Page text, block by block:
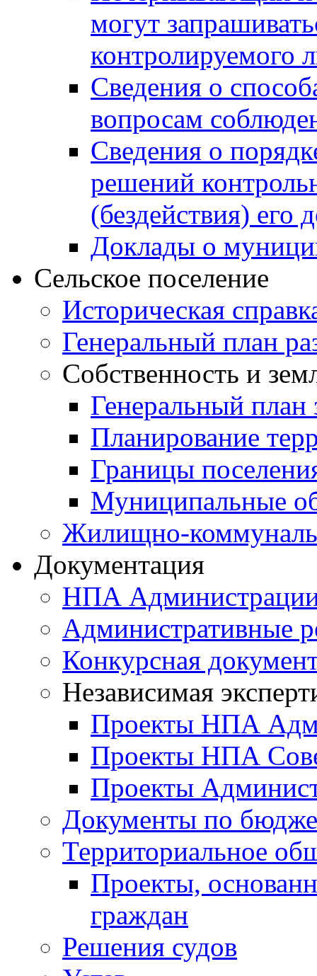
могут
контролируемого
Сведения о
вопросам
Сведения о
решений
(бездействия)
Доклады о
Сельское поселение
Историческая
Генеральный план
Собственность и
Генеральный план
Планирование
Границы
Муниципальные
Жилищно-
Документация
НПА
Административные
Конкурсная
Независимая
Проекты НПА
Проекты НПА
Проекты
Документы по
Территориальное
Проекты,
граждан
Решения судов